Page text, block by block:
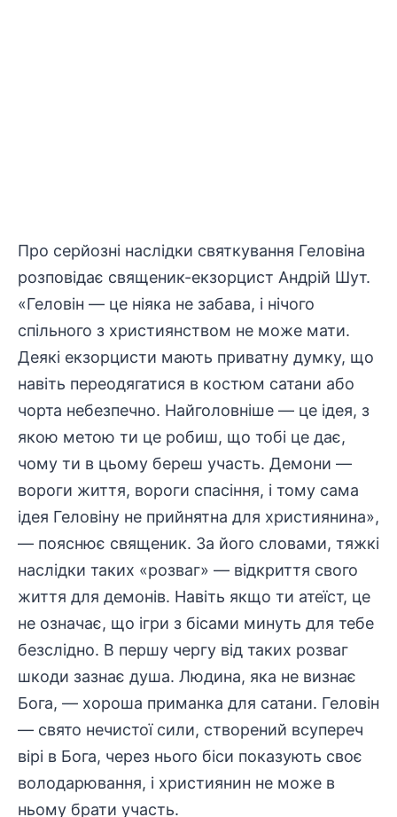
Про серйозні наслідки святкування Геловіна
розповідає священик-екзорцист Андрій Шут.
«Геловін — це ніяка не забава, і нічого
спільного з християнством не може мати.
Деякі екзорцисти мають приватну думку, що
навіть переодягатися в костюм сатани або
чорта небезпечно. Найголовніше — це ідея, з
якою метою ти це робиш, що тобі це дає,
чому ти в цьому береш участь. Демони —
вороги життя, вороги спасіння, і тому сама
ідея Геловіну не прийнятна для християнина»,
— пояснює священик. За його словами, тяжкі
наслідки таких «розваг» — відкриття свого
життя для демонів. Навіть якщо ти атеїст, це
не означає, що ігри з бісами минуть для тебе
безслідно. В першу чергу від таких розваг
шкоди зазнає душа. Людина, яка не визнає
Бога, — хороша приманка для сатани. Геловін
— свято нечистої сили, створений всупереч
вірі в Бога, через нього біси показують своє
володарювання, і християнин не може в
ньому брати участь.